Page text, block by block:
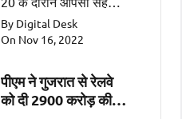
के महत्वपूर्ण क्षेत्रों जैसे कि
व्यापार, गतिशीलता, रक्षा और
सुरक्षा पर चर्चा की
By Digital Desk
On Nov 16, 2022
पीएम ने गुजरात से रेलवे
को दी 2900 करोड़ की